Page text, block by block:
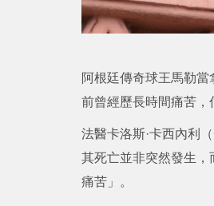
阿根廷傳奇球王馬勒
前曾經歷長時間痛苦，
法醫卡洛斯·卡西內利
其死亡並非突然發生
痛苦」。